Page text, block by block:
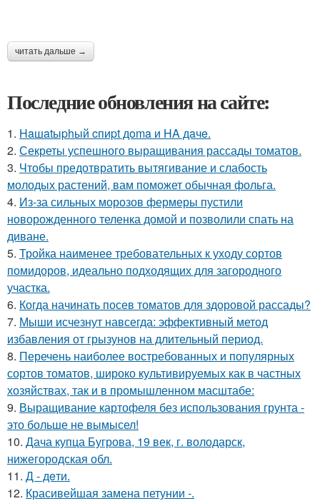
читать дальше →
Последние обновления на сайте:
1. Haшatыphый cпиpt дoma и HA дaчe.
2. Секреты успешного выращивания рассады томатов.
3. Чтобы предотвратить вытягивание и слабость
молодых растений, вам поможет обычная фольга.
4. Из-за сильных морозов фермеры пустили
новорожденного теленка домой и позволили спать на
диване.
5. Тройка наименее требовательных к уходу сортов
помидоров, идеально подходящих для загородного
участка.
6. Когда начинать посев томатов для здоровой рассады?
7. Мыши исчезнут навсегда: эффективный метод
избавления от грызунов на длительный период.
8. Перечень наиболее востребованных и популярных
сортов томатов, широко культивируемых как в частных
хозяйствах, так и в промышленном масштабе:
9. Выращивание картофеля без использования грунта -
это больше не вымысел!
10. Дача купца Бугрова, 19 век, г. володарск,
нижегородская обл.
11. Д - дeти.
12. Красивейшая замена петунии -.